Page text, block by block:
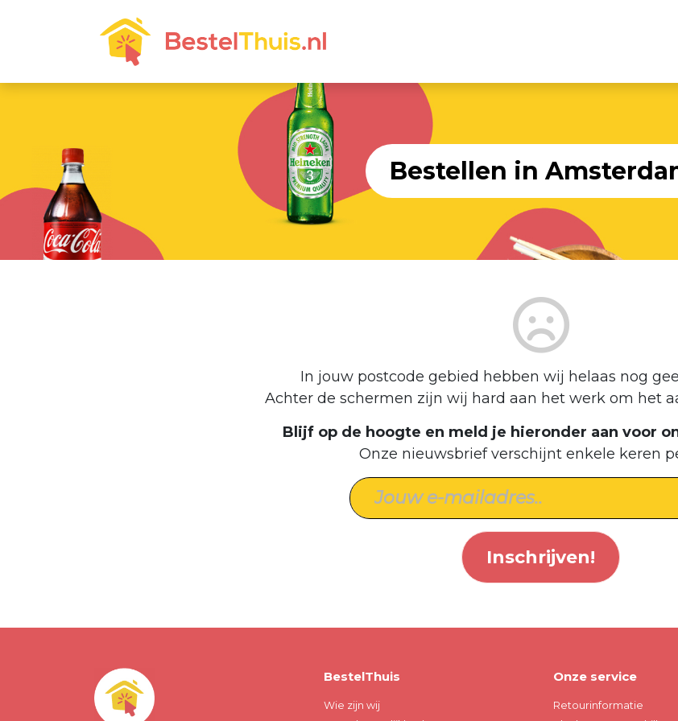
Bestellen in
In jouw postcode gebied hebben wij helaas nog
Achter de schermen zijn wij hard aan het werk om het
Blijf op de hoogte en meld je hieronder aan voor
Onze nieuwsbrief verschijnt enkele keren
Inschrijven!
BestelThuis
Wie zijn wij
Onze service
Retourinformatie